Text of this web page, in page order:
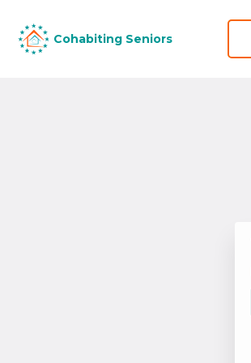
Cohabiting Seniors
Cohabiting Seniors